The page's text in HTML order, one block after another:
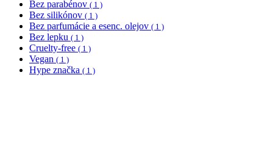
Bez parabénov ( 1 )
Bez silikónov ( 1 )
Bez parfumácie a esenc. olejov ( 1 )
Bez lepku ( 1 )
Cruelty-free ( 1 )
Vegan ( 1 )
Hype značka ( 1 )